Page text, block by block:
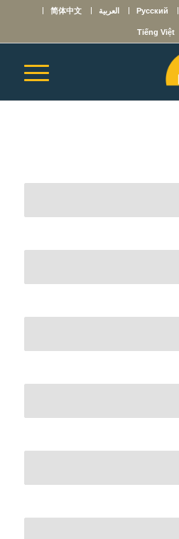
Русский العربية 简体中文
Tiếng Việt